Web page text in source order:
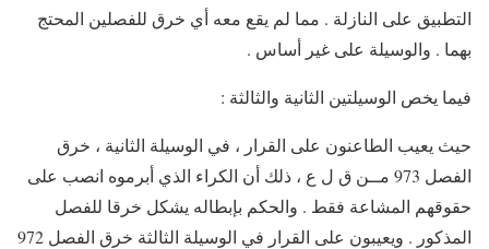
التطبيق على النازلة . مما لم يقع معه أي خرق للفصلين المحتج
بهما . والوسيلة على غير أساس .
فيما يخص الوسيلتين الثانية والثالثة :
حيث يعيب الطاعنون على القرار ، في الوسيلة الثانية ، خرق
الفصل 973 مــن ق ل ع ، ذلك أن الكراء الذي أبرموه انصب على
حقوقهم المشاعة فقط . والحكم بإبطاله يشكل خرقا للفصل
المذكور . ويعيبون على القرار في الوسيلة الثالثة خرق الفصل 972